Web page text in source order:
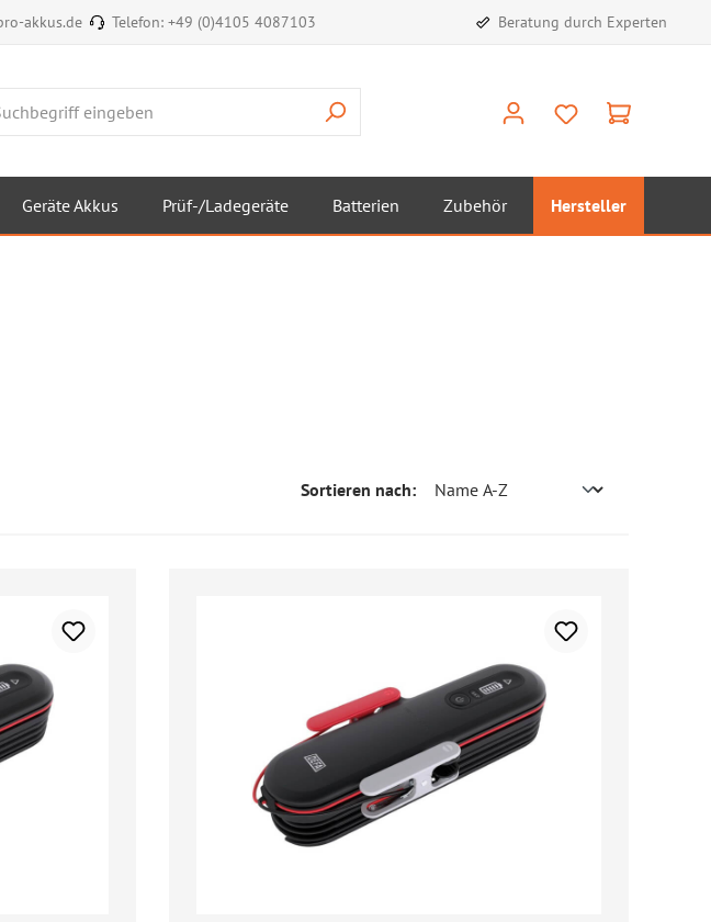
akkus.de Telefon: +49 (0)4105 4087103 Beratung durch Experten
Geräte Akkus Prüf-/Ladegeräte Batterien Zubehör Hersteller
Sortieren nach: